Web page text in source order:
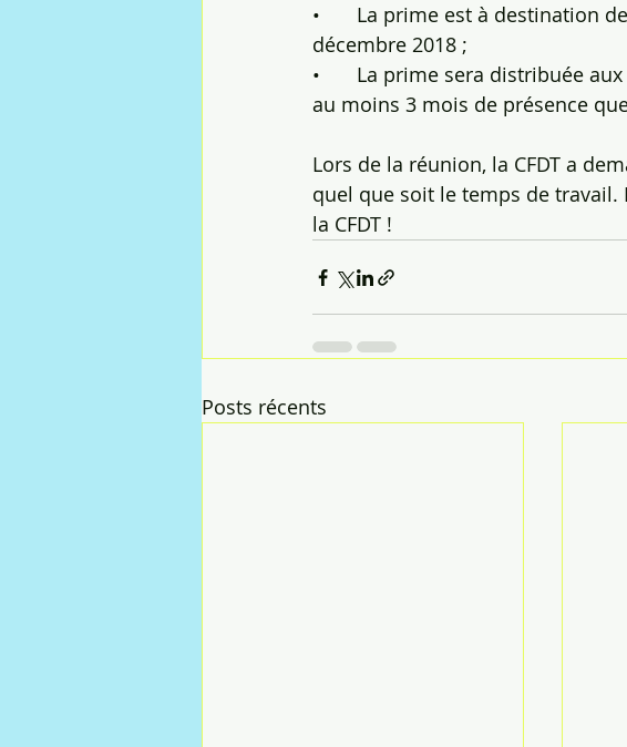
•	La prime est à destination de tous les salariés hors STI ayant un contrat actif au 31
décembre 2018 ;
•	La prime sera distribuée aux salariés présents au moment du versement et ayant
au moins 3 mois de présence
Lors de la réunion, la CFDT a
quel que soit le temps de
la CFDT !
Posts récents